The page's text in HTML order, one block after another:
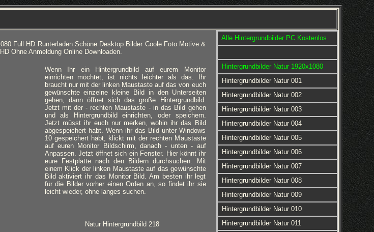
Full HD Runterladen Schöne Desktop Bilder Coole Foto Motive &
Ohne Anmeldung Online Downloaden.
Wenn Ihr ein Hintergrundbild auf eurem Monitor
einrichten möchtet, ist nichts leichter als das. Ihr
braucht nur mit der linken Maustaste auf das von euch
gewünschte einzelne kleine Bild in den Unterseiten
gehen, dann öffnet sich das große Hintergrundbild.
Jetzt mit der - rechten Maustaste - in das Bild gehen
und als Hintergrundbild einrichten, oder speichern.
Jetzt müsst ihr euch nur merken, wohin ihr das Bild
abgespeichert habt. Wenn ihr das Bild unter Windows
10 gespeichert habt, klickt mit der rechten Maustaste
auf euren Monitor Bildschirm, danach - unten - auf
Anpassen. Jetzt öffnet sich ein Fenster. Hier könnt ihr
eure Festplatte nach den Bildern durchsuchen. Mit
einem Klick der linken Maustaste auf das gewünschte
Bild aktiviert ihr das Monitor Bild. Am besten ihr legt
für die Bilder vorher einen Orden an, so findet ihr sie
leicht wieder, ohne langes suchen.
Natur Hintergrundbild 218
Alle Hintergrundbilder PC Kostenlos
Hintergrundbilder Natur 1920x1080
Hintergrundbilder Natur 001
Hintergrundbilder Natur 002
Hintergrundbilder Natur 003
Hintergrundbilder Natur 004
Hintergrundbilder Natur 005
Hintergrundbilder Natur 006
Hintergrundbilder Natur 007
Hintergrundbilder Natur 008
Hintergrundbilder Natur 009
Hintergrundbilder Natur 010
Hintergrundbilder Natur 011